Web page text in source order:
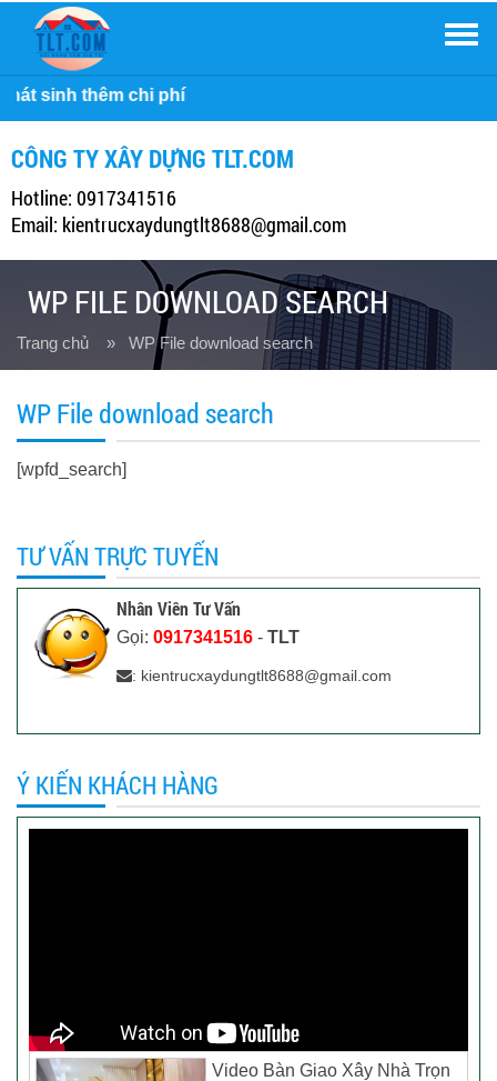
CÔNG TY XÂY DỰNG TLT.COM
Hotline: 0917341516
Email: kientrucxaydungtlt8688@gmail.com
WP FILE DOWNLOAD SEARCH
Trang chủ » WP File download search
WP File download search
[wpfd_search]
TƯ VẤN TRỰC TUYẾN
Nhân Viên Tư Vấn
Gọi:0917341516 -TLT
: kientrucxaydungtlt8688@gmail.com
Ý KIẾN KHÁCH HÀNG
Video Bàn Giao Xây Nhà Trọn